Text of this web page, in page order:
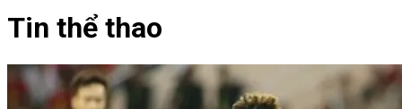
Tin thể thao